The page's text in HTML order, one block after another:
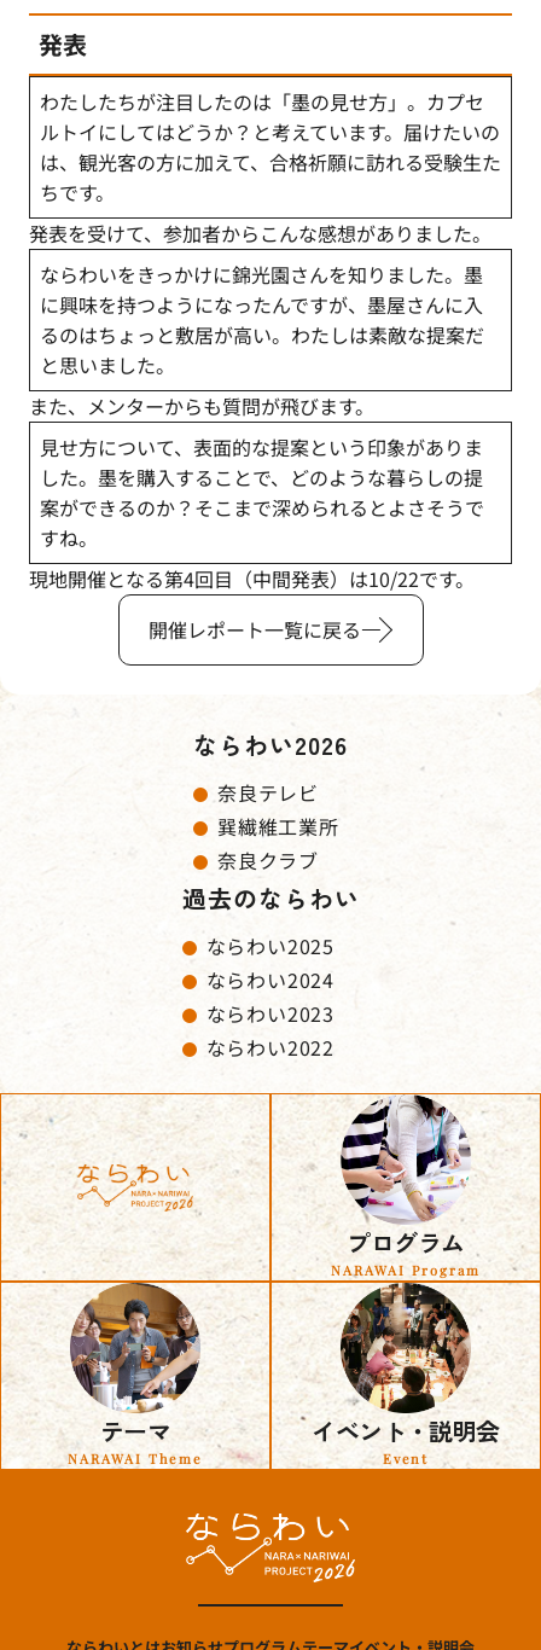
発表
わたしたちが注目したのは「墨の見せ方」。カプセ
ルトイにしてはどうか？と考えています。届けたいの
は、観光客の方に加えて、合格祈願に訪れる受験生た
ちです。
発表を受けて、参加者からこんな感想がありました。
ならわいをきっかけに錦光園さんを知りました。墨
に興味を持つようになったんですが、墨屋さんに入
るのはちょっと敷居が高い。わたしは素敵な提案だ
と思いました。
また、メンターからも質問が飛びます。
見せ方について、表面的な提案という印象がありま
した。墨を購入することで、どのような暮らしの提
案ができるのか？そこまで深められるとよさそうで
すね。
現地開催となる第4回目（中間発表）は10/22です。
開催レポート一覧に戻る
ならわい2026
奈良テレビ
巽繊維工業所
奈良クラブ
過去のならわい
ならわい2025
ならわい2024
ならわい2023
ならわい2022
プログラム
NARAWAI Program
テーマ
NARAWAI Theme
イベント・説明会
Event